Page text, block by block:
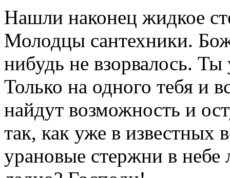
Нашли наконец жидкое
Молодцы сантехники.
нибудь не взорвалось.
Только на одного тебя и
найдут возможность и
так, как уже в известных
урановые стержни в небе